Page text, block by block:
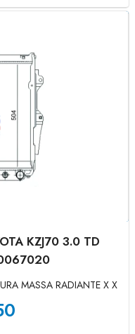
KZJ70 3.0 TD
MASSA RADIANTE X X